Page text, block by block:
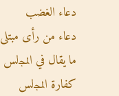
دعاء الغضب
دعاء من رأى مبتلى
ما يقال في اﻟﻤﺠلس
كفارة اﻟﻤﺠلس